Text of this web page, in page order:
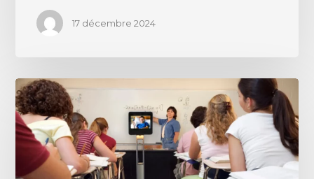
17 décembre 2024